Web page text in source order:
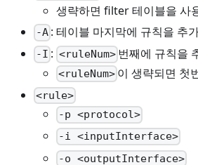
생략하면 filter 테이블을 사
-A : 테이블 마지막에 규칙을 추
-I : <ruleNum>번째에 규칙을
<ruleNum> 이 생략되면 첫
<rule>
-p <protocol>
-i <inputInterface>
-o <outputInterface>